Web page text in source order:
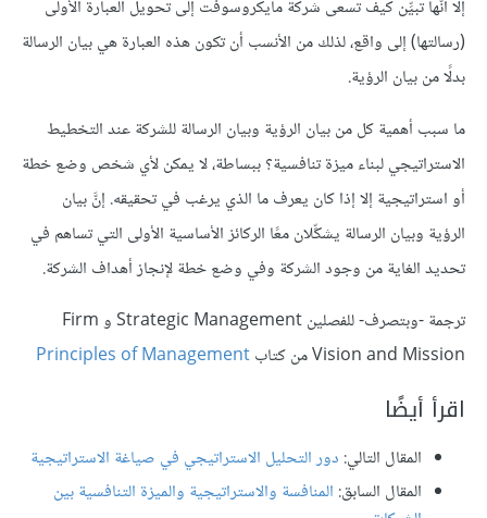
إلَّا أنَّها تبيِّن كيف تسعى شركة مايكروسوفت إلى تحويل العبارة الأولى
(رسالتها) إلى واقع، لذلك من الأنسب أن تكون هذه العبارة هي بيان الرسالة
بدلًا من بيان الرؤية.
ما سبب أهمية كل من بيان الرؤية وبيان الرسالة للشركة عند التخطيط
الاستراتيجي لبناء ميزة تنافسية؟ ببساطة، لا يمكن لأي شخص وضع خطة
أو استراتيجية إلا إذا كان يعرف ما الذي يرغب في تحقيقه. إنَّ بيان
الرؤية وبيان الرسالة يشكِّلان معًا الركائز الأساسية الأولى التي تساهم في
تحديد الغاية من وجود الشركة وفي وضع خطة لإنجاز أهداف الشركة.
ترجمة -وبتصرف- للفصلين Strategic Management و Firm
Vision and Mission من كتاب
Principles of Management
اقرأ أيضًا
المقال التالي: دور التحليل الاستراتيجي في صياغة الاستراتيجية
المقال السابق: المنافسة والاستراتيجية والميزة التنافسية بين